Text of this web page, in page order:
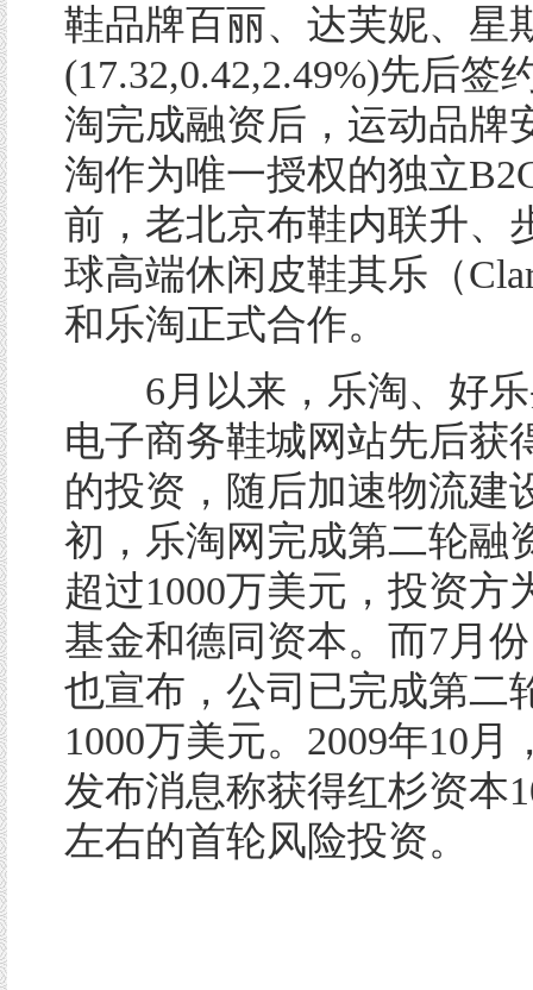
鞋品牌百丽、达芙妮、星
(17.32,0.42,2.49%)先后签
淘完成融资后，运动品牌
淘作为唯一授权的独立
前，老北京布鞋内联升、
球高端休闲皮鞋其乐（
和乐淘正式合作。
6月以来，乐淘、好乐
电子商务鞋城网站先后获
的投资，随后加速物流建
初，乐淘网完成第二轮融
超过1000万美元，投资方
基金和德同资本。而7月
也宣布，公司已完成第二
1000万美元。2009年10月
发布消息称获得红杉资本
左右的首轮风险投资。